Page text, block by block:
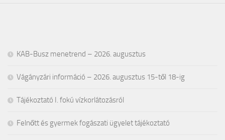
KAB-Busz menetrend – 2026. augusztus
Vágányzári információ – 2026. augusztus 15-től 18-ig
Tájékoztató I. fokú vízkorlátozásról
Felnőtt és gyermek fogászati ügyelet tájékoztató